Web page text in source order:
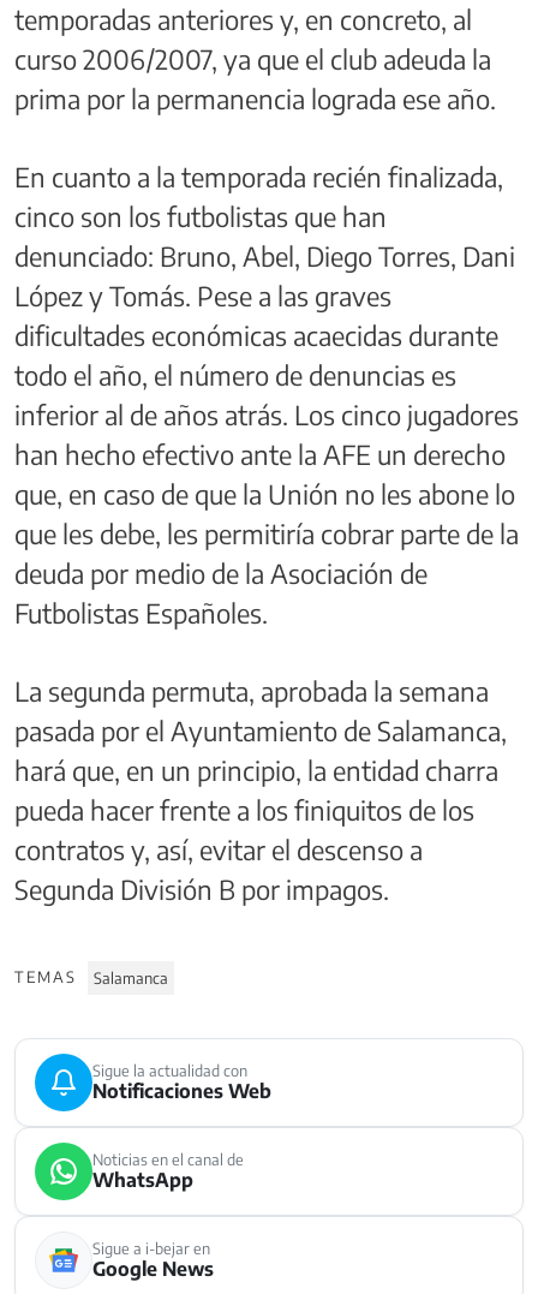
temporadas anteriores y, en concreto, al
curso 2006/2007, ya que el club adeuda la
prima por la permanencia lograda ese año.
En cuanto a la temporada recién finalizada,
cinco son los futbolistas que han
denunciado: Bruno, Abel, Diego Torres, Dani
López y Tomás. Pese a las graves
dificultades económicas acaecidas durante
todo el año, el número de denuncias es
inferior al de años atrás. Los cinco jugadores
han hecho efectivo ante la AFE un derecho
que, en caso de que la Unión no les abone lo
que les debe, les permitiría cobrar parte de la
deuda por medio de la Asociación de
Futbolistas Españoles.
La segunda permuta, aprobada la semana
pasada por el Ayuntamiento de Salamanca,
hará que, en un principio, la entidad charra
pueda hacer frente a los finiquitos de los
contratos y, así, evitar el descenso a
Segunda División B por impagos.
TEMAS Salamanca
Sigue la actualidad con
Notificaciones Web
Noticias en el canal de
WhatsApp
Sigue a i-bejar en
Google News